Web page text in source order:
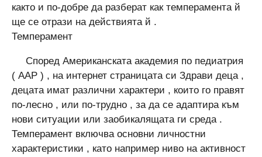
както и по-добре да разберат как темперамента й
ще се отрази на действията й .
Темперамент
Според Американската академия по педиатрия
( AAP ) , на интернет страницата си Здрави деца ,
децата имат различни характери , които го правят
по-лесно , или по-трудно , за да се адаптира към
нови ситуации или заобикалящата ги среда .
Темперамент включва основни личностни
характеристики , като например ниво на активност